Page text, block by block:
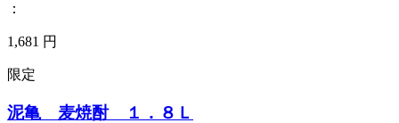
：
1,681 円
限定
泥亀 麦焼酎 １．８Ｌ